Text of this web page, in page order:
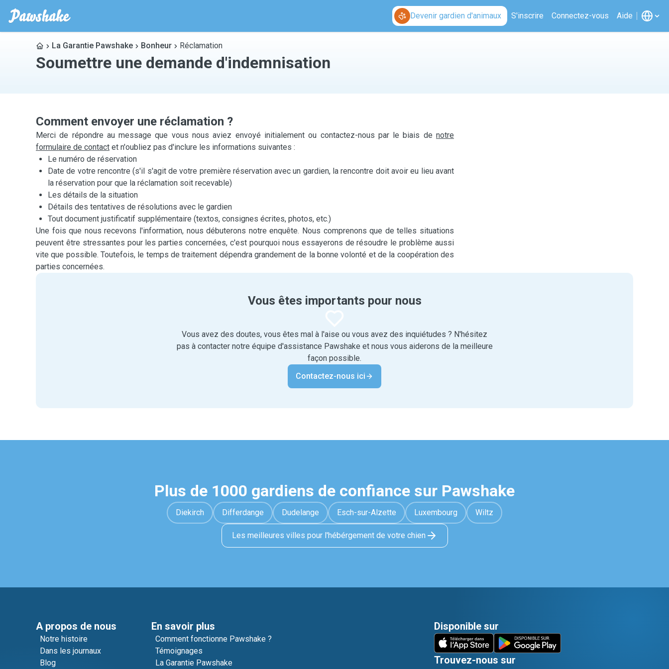
Devenir gardien d'animaux S'inscrire Connectez-vous Aide
La Garantie Pawshake Bonheur Réclamation
Soumettre une demande d'indemnisation
Comment envoyer une réclamation ?
Merci de répondre au message que vous nous aviez envoyé initialement ou contactez-nous par le biais de notre
formulaire de contact et n'oubliez pas d'inclure les informations suivantes :
Le numéro de réservation
Date de votre rencontre (s'il s'agit de votre première réservation avec un gardien, la rencontre doit avoir eu lieu avant
la réservation pour que la réclamation soit recevable)
Les détails de la situation
Détails des tentatives de résolutions avec le gardien
Tout document justificatif supplémentaire (textos, consignes écrites, photos, etc.)
Une fois que nous recevons l'information, nous débuterons notre enquête. Nous comprenons que de telles situations
peuvent être stressantes pour les parties concernées, c'est pourquoi nous essayerons de résoudre le problème aussi
vite que possible. Toutefois, le temps de traitement dépendra grandement de la bonne volonté et de la coopération des
parties concernées.
Vous êtes importants pour nous
Vous avez des doutes, vous êtes mal à l'aise ou vous avez des inquiétudes ? N'hésitez
pas à contacter notre équipe d'assistance Pawshake et nous vous aiderons de la meilleure
façon possible.
Contactez-nous ici
Plus de 1000 gardiens de confiance sur Pawshake
Diekirch Differdange Dudelange Esch-sur-Alzette Luxembourg Wiltz
Les meilleures villes pour l'hébérgement de votre chien
A propos de nous
Notre histoire
Dans les journaux
Blog
En savoir plus
Comment fonctionne Pawshake ?
Témoignages
La Garantie Pawshake
Disponible sur
Trouvez-nous sur